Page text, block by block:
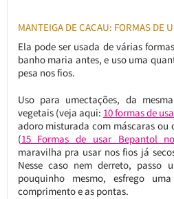
MANTEIGA DE CACAU: FORMAS DE
Ela pode ser usada de várias
banho maria antes, e uso uma
pesa nos fios.
Uso para umectações, da
vegetais (veja aqui: 10 formas de
adoro misturada com máscaras ou
(15 Formas de usar Bepantol
maravilha pra usar nos fios já
Nesse caso nem derreto, passo
pouquinho mesmo, esfrego
comprimento e as pontas.